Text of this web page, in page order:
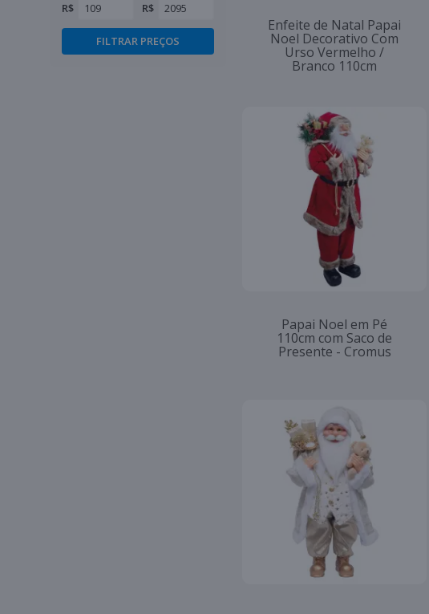
R$ R$
Enfeite de Natal Papai
Noel Decorativo Com
Urso Vermelho /
Branco 110cm
Papai Noel em Pé
110cm com Saco de
Presente - Cromus